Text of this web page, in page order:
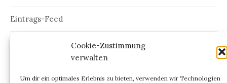
Cookie-Zustimmung
verwalten
Um dir ein optimales Erlebnis zu bieten, verwenden wir Technologien
Eintrags-Feed
Kommentar-Feed